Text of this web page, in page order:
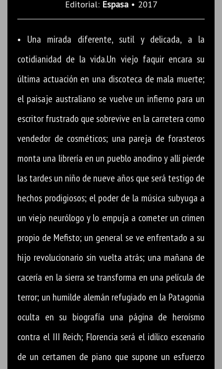
Editorial: Espasa• 2017
• Una mirada diferente, sutil y delicada, a la
cotidianidad de la vida.Un viejo faquir encara su
última actuación en una discoteca de mala muerte;
el paisaje australiano se vuelve un infierno para un
escritor frustrado que sobrevive en la carretera como
vendedor de cosméticos; una pareja de forasteros
monta una librería en un pueblo anodino y allí pierde
las tardes un niño de nueve años que será testigo de
hechos prodigiosos; el poder de la música subyuga a
un viejo neurólogo y lo empuja a cometer un crimen
propio de Mefisto; un general se ve enfrentado a su
hijo revolucionario sin vuelta atrás; una mañana de
cacería en la sierra se transforma en una película de
terror; un humilde alemán refugiado en la Patagonia
oculta en su biografía una página de heroísmo
contra el III Reich; Florencia será el idílico escenario
de un certamen de piano que supone un esfuerzo